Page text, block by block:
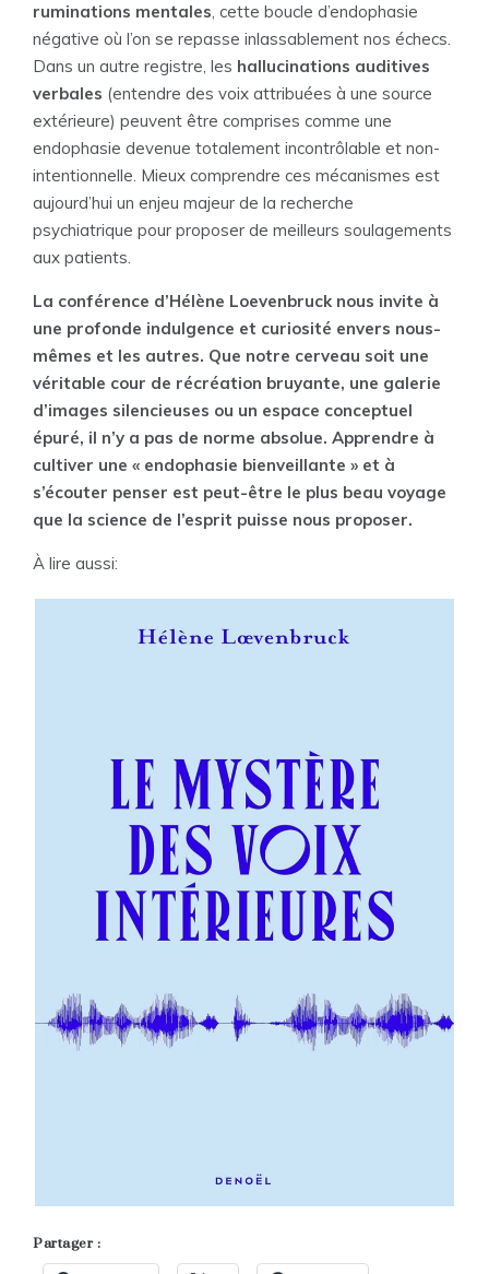
ruminations mentales, cette boucle d’endophasie
négative où l’on se repasse inlassablement nos échecs.
Dans un autre registre, les hallucinations auditives
verbales (entendre des voix attribuées à une source
extérieure) peuvent être comprises comme une
endophasie devenue totalement incontrôlable et non-
intentionnelle. Mieux comprendre ces mécanismes est
aujourd’hui un enjeu majeur de la recherche
psychiatrique pour proposer de meilleurs soulagements
aux patients.
La conférence d’Hélène Loevenbruck nous invite à
une profonde indulgence et curiosité envers nous-
mêmes et les autres. Que notre cerveau soit une
véritable cour de récréation bruyante, une galerie
d’images silencieuses ou un espace conceptuel
épuré, il n’y a pas de norme absolue. Apprendre à
cultiver une « endophasie bienveillante » et à
s’écouter penser est peut-être le plus beau voyage
que la science de l’esprit puisse nous proposer.
À lire aussi:
Partager :